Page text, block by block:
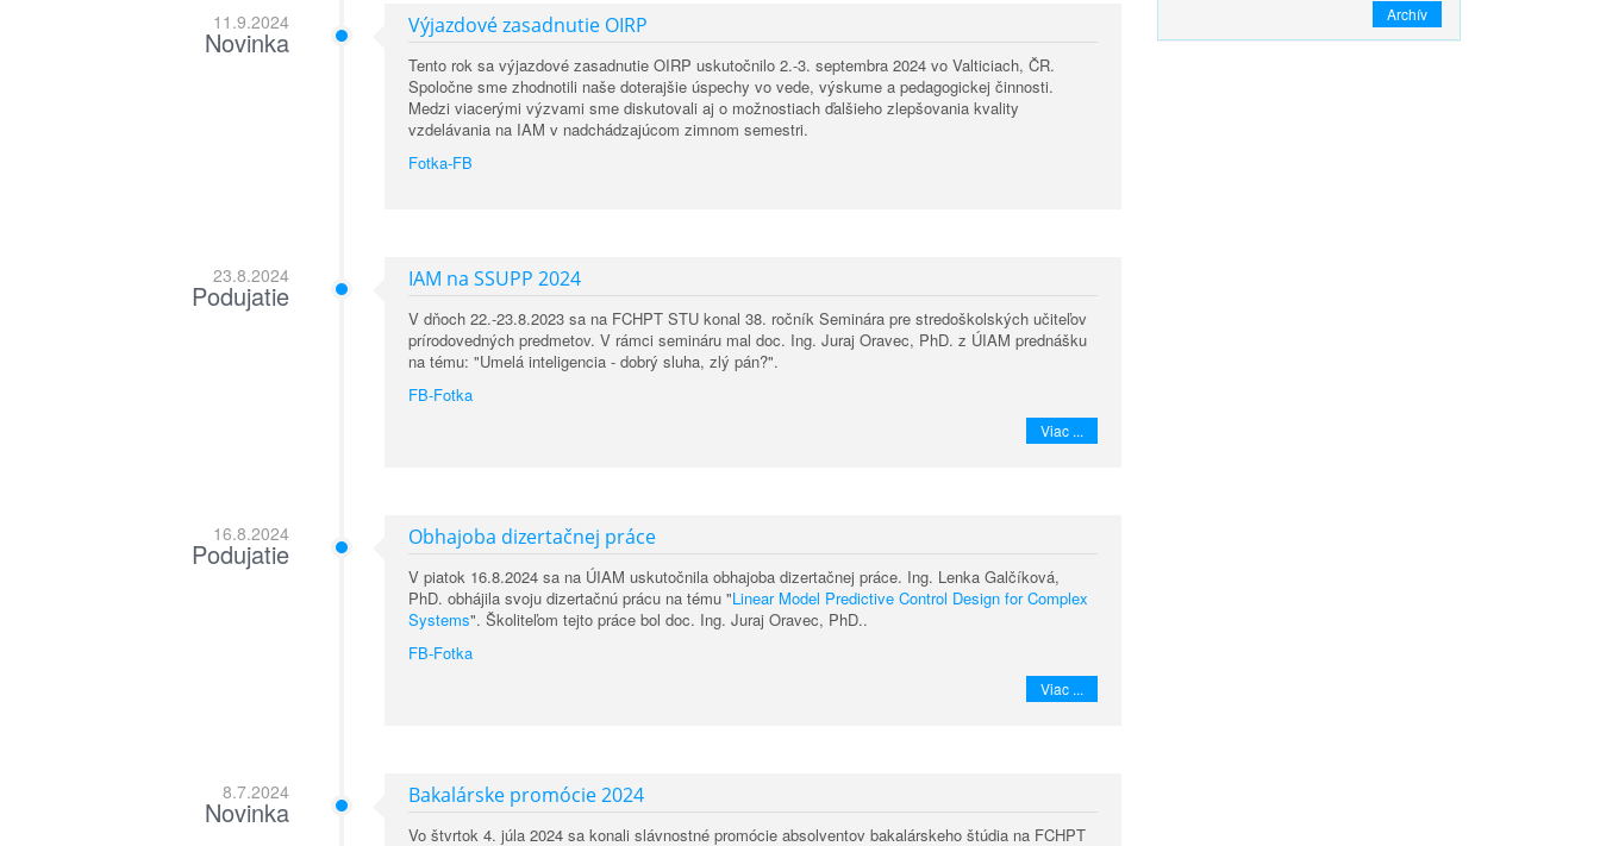
11.9.2024
Novinka Výjazdové zasadnutie OIRP
Tento rok sa výjazdové zasadnutie OIRP uskutočnilo 2.-3. septembra 2024 vo Valticiach, ČR.
Spoločne sme zhodnotili naše doterajšie úspechy vo vede, výskume a pedagogickej činnosti.
Medzi viacerými výzvami sme diskutovali aj o možnostiach ďalšieho zlepšovania kvality
vzdelávania na IAM v nadchádzajúcom zimnom semestri.
Fotka-FB
23.8.2024
Podujatie IAM na SSUPP 2024
V dňoch 22.-23.8.2023 sa na FCHPT STU konal 38. ročník Seminára pre stredoškolských učiteľov
prírodovedných predmetov. V rámci semináru mal doc. Ing. Juraj Oravec, PhD. z ÚIAM prednášku
na tému: "Umelá inteligencia - dobrý sluha, zlý pán?".
FB-Fotka
Viac ...
16.8.2024
Podujatie Obhajoba dizertačnej práce
V piatok 16.8.2024 sa na ÚIAM uskutočnila obhajoba dizertačnej práce. Ing. Lenka Galčíková,
PhD. obhájila svoju dizertačnú prácu na tému "Linear Model Predictive Control Design for Complex
Systems". Školiteľom tejto práce bol doc. Ing. Juraj Oravec, PhD..
FB-Fotka
Viac ...
8.7.2024
Novinka Bakalárske promócie 2024
Vo štvrtok 4. júla 2024 sa konali slávnostné promócie absolventov bakalárskeho štúdia na FCHPT
Archív